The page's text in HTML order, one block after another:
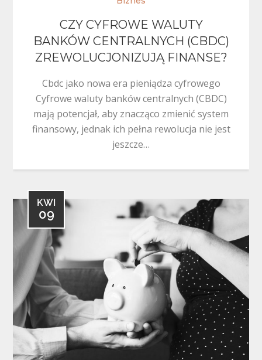
CZY CYFROWE WALUTY
BANKÓW CENTRALNYCH (CBDC)
ZREWOLUCJONIZUJĄ FINANSE?
Cbdc jako nowa era pieniądza cyfrowego
Cyfrowe waluty banków centralnych (CBDC)
mają potencjał, aby znacząco zmienić system
finansowy, jednak ich pełna rewolucja nie jest
jeszcze…
KWI
09